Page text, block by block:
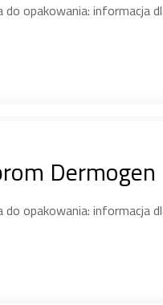
opakowania: informacja
Dermogen
opakowania: informacja